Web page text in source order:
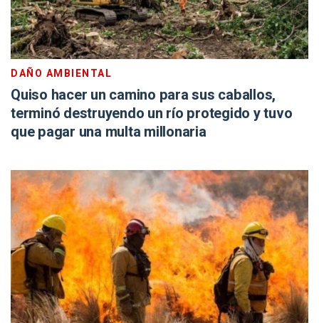
DAÑO AMBIENTAL
Quiso hacer un camino para sus caballos,
terminó destruyendo un río protegido y tuvo
que pagar una multa millonaria